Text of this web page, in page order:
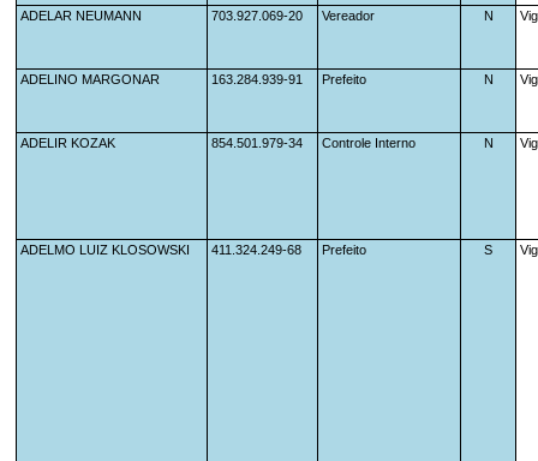
ADELAR NEUMANN 703.927.069-20 Vereador N
ADELINO MARGONAR 163.284.939-91 Prefeito N
ADELIR KOZAK 854.501.979-34 Controle Interno N
ADELMO LUIZ KLOSOWSKI 411.324.249-68 Prefeito S